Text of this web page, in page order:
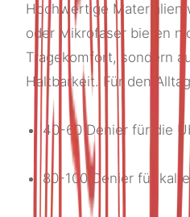
Hochwertige Materialien
oder Mikrofaser bieten
Tragekomfort, sondern
Haltbarkeit. Für den
40-60 Denier für die
80-100 Denier für